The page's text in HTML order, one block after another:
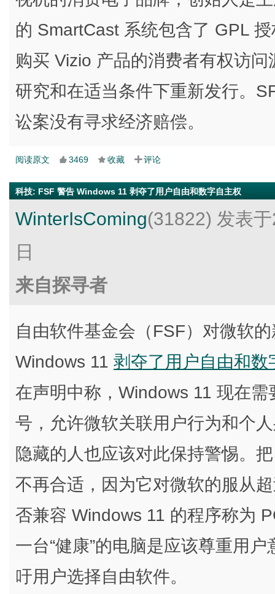
的 SmartCast 系统包含了 GPL
购买 Vizio 产品的消费者有权访
研究和在适当条件下重新发行。
讼案没有寻求经济赔偿。
阅读原文 3469 收藏 评论
科技: FSF 警告 Windows 11 剥夺了用户自由和数字自主权
WinterIsComing(31822) 发表
日
来自探寻者
自由软件基金会（FSF）对微软
Windows 11 剥夺了用户自由和数
在声明中称，Windows 11 现在
号，允许微软关联用户行为和个
隐藏的人也应该对此保持警惕。
不再合适，因为它对微软的服从
否兼容 Windows 11 的程序称为
一台“健康”的电脑是应该尊重用
吁用户选择自由软件。